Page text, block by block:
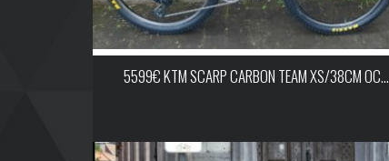
5599€ KTM SCARP CARBON TEAM XS/38CM OC...